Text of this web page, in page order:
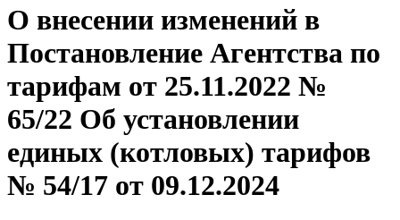
О внесении изменений в
Постановление Агентства по
тарифам от 25.11.2022 №
65/22 Об установлении
единых (котловых) тарифов
№ 54/17 от 09.12.2024